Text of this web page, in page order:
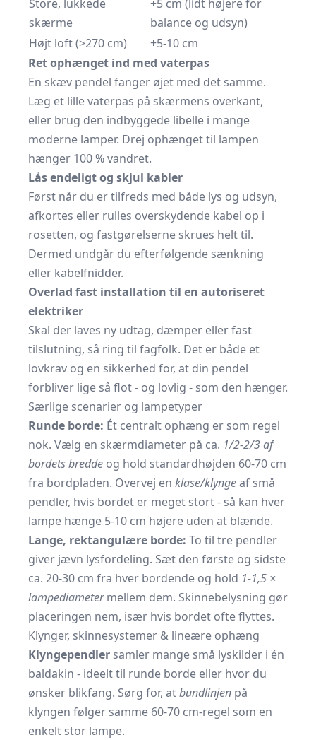
Store, lukkede
skærme
+5 cm (lidt højere for
balance og udsyn)
Højt loft (>270 cm)
+5-10 cm
Ret ophænget ind med vaterpas
En skæv pendel fanger øjet med det samme.
Læg et lille vaterpas på skærmens overkant,
eller brug den indbyggede libelle i mange
moderne lamper. Drej ophænget til lampen
hænger 100 % vandret.
Lås endeligt og skjul kabler
Først når du er tilfreds med både lys og udsyn,
afkortes eller rulles overskydende kabel op i
rosetten, og fastgørelserne skrues helt til.
Dermed undgår du efterfølgende sænkning
eller kabelfnidder.
Overlad fast installation til en autoriseret
elektriker
Skal der laves ny udtag, dæmper eller fast
tilslutning, så ring til fagfolk. Det er både et
lovkrav og en sikkerhed for, at din pendel
forbliver lige så flot - og lovlig - som den hænger.
Særlige scenarier og lampetyper
Runde borde: Ét centralt ophæng er som regel
nok. Vælg en skærmdiameter på ca. 1/2-2/3 af
bordets bredde og hold standardhøjden 60-70 cm
fra bordpladen. Overvej en klase/klyngeaf små
pendler, hvis bordet er meget stort - så kan hver
lampe hænge 5-10 cm højere uden at blænde.
Lange, rektangulære borde: To til tre pendler
giver jævn lysfordeling. Sæt den første og sidste
ca. 20-30 cm fra hver bordende og hold 1-1,5 ×
lampediametermellem dem. Skinnebelysning gør
placeringen nem, især hvis bordet ofte flyttes.
Klynger, skinnesystemer & lineære ophæng
Klyngependler samler mange små lyskilder i én
baldakin - ideelt til runde borde eller hvor du
ønsker blikfang. Sørg for, atbundlinjen på
klyngen følger samme 60-70 cm-regel som en
enkelt stor lampe.